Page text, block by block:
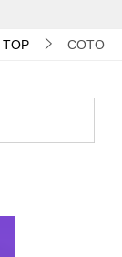
TOP COTO